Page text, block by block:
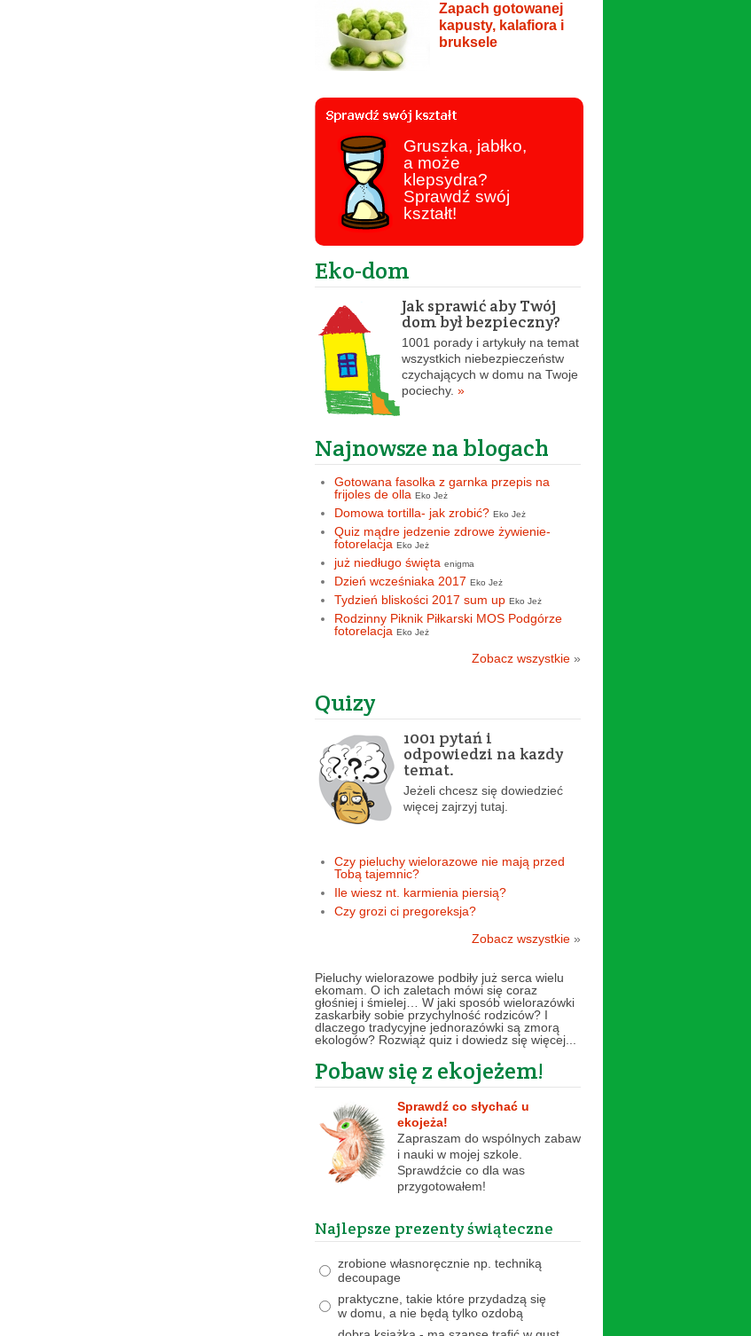
Zapach gotowanej
kapusty, kalafiora i
bruksele
Gruszka, jabłko,
a może
klepsydra?
Sprawdź swój
kształt!
Eko-dom
Jak sprawić aby Twój
dom był bezpieczny?
1001 porady i artykuły na temat
wszystkich niebezpieczeństw
czychających w domu na Twoje
pociechy. »
Najnowsze na blogach
Gotowana fasolka z garnka przepis na
frijoles de olla Eko Jeż
Domowa tortilla- jak zrobić? Eko Jeż
Quiz mądre jedzenie zdrowe żywienie-
fotorelacja Eko Jeż
już niedługo święta enigma
Dzień wcześniaka 2017 Eko Jeż
Tydzień bliskości 2017 sum up Eko Jeż
Rodzinny Piknik Piłkarski MOS Podgórze
fotorelacja Eko Jeż
Zobacz wszystkie »
Quizy
1001 pytań i
odpowiedzi na kazdy
temat.
Jeżeli chcesz się dowiedzieć
więcej zajrzyj tutaj.
Czy pieluchy wielorazowe nie mają przed
Tobą tajemnic?
Ile wiesz nt. karmienia piersią?
Czy grozi ci pregoreksja?
Zobacz wszystkie »
Pieluchy wielorazowe podbiły już serca wielu
ekomam. O ich zaletach mówi się coraz
głośniej i śmielej… W jaki sposób wielorazówki
zaskarbiły sobie przychylność rodziców? I
dlaczego tradycyjne jednorazówki są zmorą
ekologów? Rozwiąż quiz i dowiedz się więcej...
Pobaw się z ekojeżem!
Sprawdź co słychać u
ekojeża!
Zapraszam do wspólnych zabaw
i nauki w mojej szkole.
Sprawdźcie co dla was
przygotowałem!
Najlepsze prezenty świąteczne
zrobione własnoręcznie np. techniką
decoupage
praktyczne, takie które przydadzą się
w domu, a nie będą tylko ozdobą